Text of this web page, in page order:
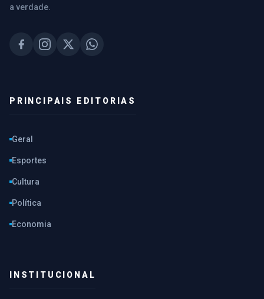
a verdade.
PRINCIPAIS EDITORIAS
Geral
Esportes
Cultura
Política
Economia
INSTITUCIONAL